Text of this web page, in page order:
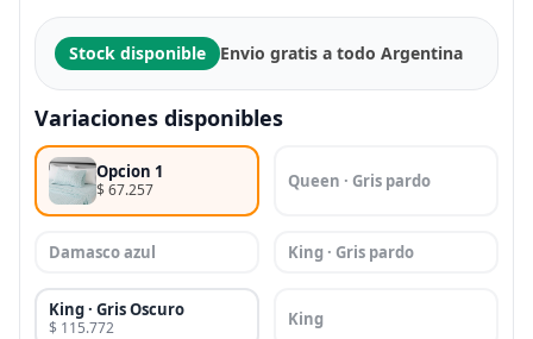
Stock disponible Envio gratis a todo Argentina
Variaciones disponibles
Opcion 1
$ 67.257 Queen · Gris pardo
Damasco azul King · Gris pardo
King · Gris Oscuro
$ 115.772 King